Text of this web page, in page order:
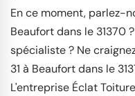
En ce moment, parlez-
Beaufort dans le 31370
spécialiste ? Ne
31 à Beaufort dans le
L'entreprise Éclat